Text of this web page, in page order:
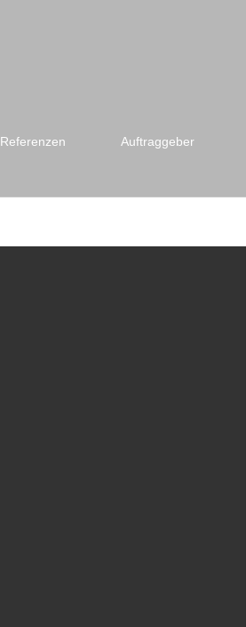
Referenzen Auftraggeber